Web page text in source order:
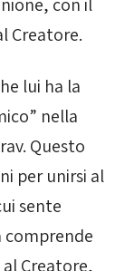
Creatore.
lui ha la
nella
Questo
per unirsi al
sente
comprende
Creatore,